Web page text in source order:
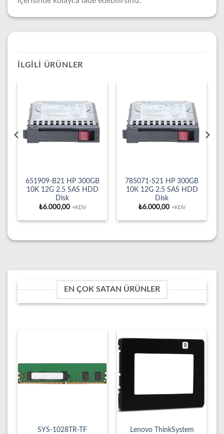
İLGILI ÜRÜNLER
651909-B21 HP 300GB
10K 12G 2.5 SAS HDD
Disk
₺6.000,00 +KDV
785071-S21 HP 300GB
10K 12G 2.5 SAS HDD
Disk
₺6.000,00 +KDV
EN ÇOK SATAN ÜRÜNLER
SYS-1028TR-TF
Lenovo ThinkSystem